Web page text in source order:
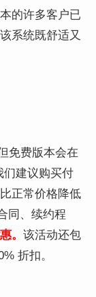
的许多客户已
系统既舒适又
免费版本会在
们建议购买付
正常价格降低
同、续约程
。 该活动还包
折扣。